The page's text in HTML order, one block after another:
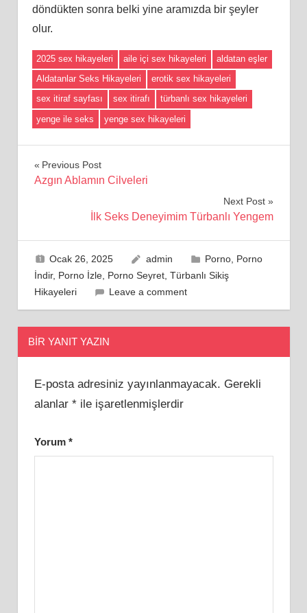
döndükten sonra belki yine aramızda bir şeyler
olur.
2025 sex hikayeleri aile içi sex hikayeleri
aldatan eşler
Aldatanlar Seks Hikayeleri
erotik sex hikayeleri
sex itiraf sayfası
sex itirafı
türbanlı sex hikayeleri
yenge ile seks
yenge sex hikayeleri
Yazı
Previous Post
Azgın Ablamın Cilveleri
Next Post
İlk Seks Deneyimim Türbanlı Yengem
Ocak 26, 2025 admin Porno Porno
İndir, Porno İzle, Porno Seyret, Türbanlı Sikiş
Hikayeleri
Leave a comment
BIR YANIT YAZIN
E-posta adresiniz yayınlanmayacak. Gerekli
alanlar *ile işaretlenmişlerdir
Yorum *